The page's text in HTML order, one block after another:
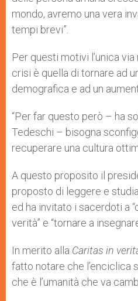
mondo, avremo una vera
tempi brevi”.
Per questi motivi l’unica
crisi è quella di tornare ad
demografica e ad un
“Per far questo però – ha
Tedeschi – bisogna
recuperare una cultura
A questo proposito il
proposto di leggere e
ed ha invitato i sacerdoti a
verità” e “tornare a
In merito alla Caritas in
fatto notare che l’enciclica
che è l’umanità che va